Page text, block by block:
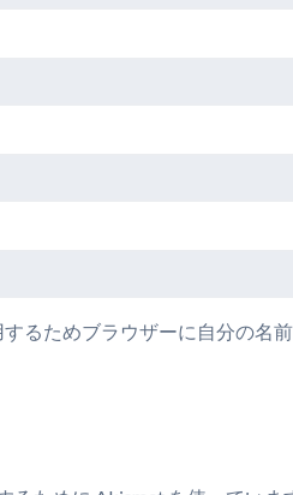
るためブラウザーに自分の名